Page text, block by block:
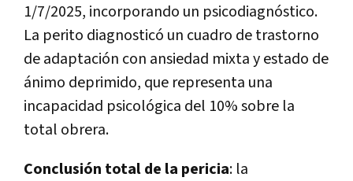
1/7/2025, incorporando un psicodiagnóstico.
La perito diagnosticó un cuadro de trastorno
de adaptación con ansiedad mixta y estado de
ánimo deprimido, que representa una
incapacidad psicológica del 10% sobre la
total obrera.
Conclusión total de la pericia: la